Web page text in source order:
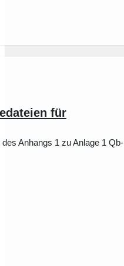
für
Anhangs 1 zu Anlage 1 Qb-